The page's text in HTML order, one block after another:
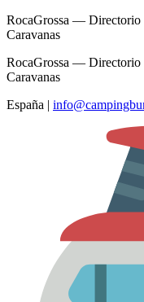
RocaGrossa — Directorio
Caravanas
RocaGrossa — Directorio
Caravanas
España |